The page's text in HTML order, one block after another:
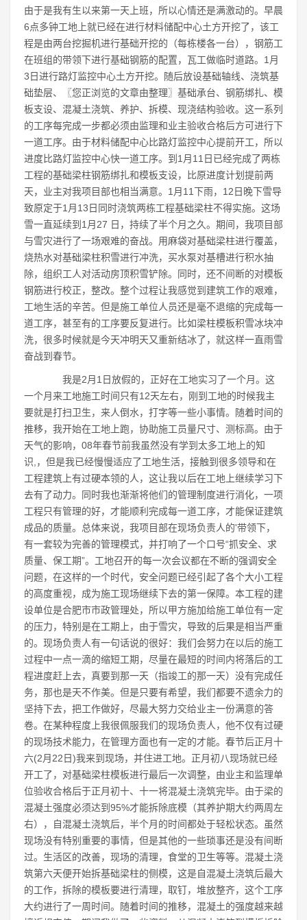
由于是我有生以来第一天上班，所以心情还是满激动的。早晨
6点多钟工地上就已经在进行材料储配中心土方开挖了，该工
程是由两台挖掘机进行基础开挖的（每栋楼各一台），钢筋工
在班组的带领下进行基础钢筋的配置，瓦工做临时道路。1月
3日进行路灯监控中心土方开挖。随后放设基础轴线、浇筑基
础垫层、〖您正浏览的文章由整理〗基础承台、钢筋绑扎、模
板支设、混凝土浇筑、养护、拆模、现浇结构验收。这一系列
的工序每完成一步都必须由监理和业主验收合格后方可进行下
一道工序。由于材料储配中心比路灯监控中心提前开工，所以
进度比路灯监控中心快一道工序。到1月11日已经完成了两栋
工程的基础梁柱钢筋绑扎和模板支设，比原进度计划提前两
天，业主对我项目部也相当满意。1月11下雨，12日晚下雪导
致原定于1月13日同时浇筑两栋工程基础梁柱不得实施。这场
雪一直延续到1月27 日，持续了半个月之久。期间，我项目部
与雪灾进行了一场艰难的奋战。用麻袋对基础梁柱进行覆盖，
烧热水对基础梁柱积雪进行冲洗，买水泵对基槽进行积水抽
除，组织工人对活动房顶积雪铲除。同时，还不间断的对模板
钢筋进行校正，整改。整个过程让我感觉到建筑工作的艰难，
工地生活的辛苦。但是施工单位人员还是毫不退缩的完成每一
道工序，甚至有的工序要反复进行。比如梁柱模板积雪冰块冲
洗，很多时候就是今天冲明天又重新结冰了，就这样一直雨雪
奋战到春节。
我是2月1日放假的，正好在工地实习了一个月。这
一个月来工地施工时间只有12天左右，刚到工地的时候我主
要就是打扫卫生，来人倒水，打字等一些小事情。随着时间的
推移，我开始在工地上跑，协助施工员量尺寸、测标高。由于
天气的影响，08年春节前我虽然没有学到太多工地上的知
识,，但是我已经慢慢适应了工地生活，接触到很多领导和在
工程建筑上有过硬本领的人，这让我以后在工地上继续学习下
去有了动力。同时我也渐渐将他们的管理制度进行消化，一项
工程只有管理的好，才能顺利完成每一道工序，才能保证建筑
成品的质量。总体来说，我项目部在现场负责人的'带领下，
有一套较为完善的管理模式，并打响了一个口号“抓安全、求
质量、保工期”。工地召开的每一次会议都在不断的强调安全
问题，在这样的一个时代，安全问题已经引起了各个大小工程
的高度重视，成为施工现场继续下去的第一保障。本工程的建
设单位是合肥市市政管理处，所以甲方施加给施工单位有一定
的压力，特别是在工期上，由于雪灾，导致的后果是相当严重
的。现场负责人有一句话说的很好：我们会努力在以后的施工
过程中一点一滴的缩短工期，尽量在最短的时间内将落后的工
程进度赶上去，真要到那一天（指竣工的那一天）没有完成任
务，那也是天不作美。但是只要有希望，我们都要不遗余力的
坚持下去，把工作做好，尽最大努力交给业主一份满意的答
卷。在某种程度上我很佩服我们的现场负责人，他不仅有过硬
的现场技术能力，在管理方面也有一定的才能。春节后正月十
六(2月22日)我来到现场，并住进工地。正月初八现场就已经
开工了，对基础梁柱模板进行最后一次调整，由业主和监理单
位验收合格后于正月初十、十一将混凝土浇筑完毕。由于梁的
混凝土强度必须达到95%才能拆除底模（其养护期大约两周左
右），自混凝土浇筑后，半个月的时间都处于轻松状态。虽然
现场没有特别重要的事情，但是其他的一些琐事还是没有间断
过。生活区的改善，现场的清理，食堂的卫生等等。混凝土浇
筑第六天便开始拆基础梁柱的侧模，这是自混凝土浇筑后最大
的工作，拆除的模板要进行清理，取钉，堆放整齐，这个工序
大约进行了一周时间。随着时间的推移，混凝土的强度越来越